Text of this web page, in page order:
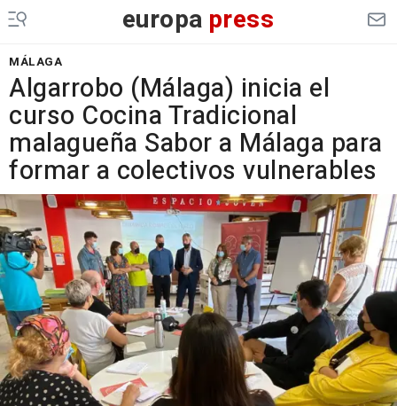
europa press
MÁLAGA
Algarrobo (Málaga) inicia el
curso Cocina Tradicional
malagueña Sabor a Málaga para
formar a colectivos vulnerables